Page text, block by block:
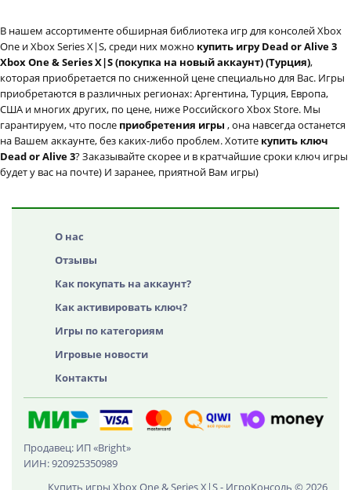
В нашем ассортименте обширная библиотека игр для консолей Xbox
One и Xbox Series X|S, среди них можно купить игру Dead or Alive 3
Xbox One & Series X|S (покупка на новый аккаунт) (Турция),
которая приобретается по сниженной цене специально для Вас. Игры
приобретаются в различных регионах: Аргентина, Турция, Европа,
США и многих других, по цене, ниже Российского Xbox Store. Мы
гарантируем, что после приобретения игры , она навсегда останется
на Вашем аккаунте, без каких-либо проблем. Хотите купить ключ
Dead or Alive 3? Заказывайте скорее и в кратчайшие сроки ключ игры
будет у вас на почте) И заранее, приятной Вам игры)
О нас
Отзывы
Как покупать на аккаунт?
Как активировать ключ?
Игры по категориям
Игровые новости
Контакты
Продавец: ИП «Bright»
ИИН: 920925350989
Купить игры Xbox One & Series X|S - ИгроКонсоль © 2026